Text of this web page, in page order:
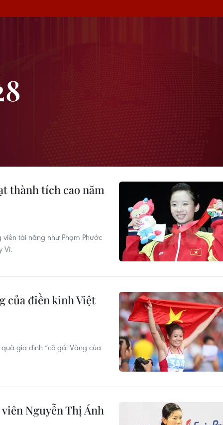
thành tích cao năm
tài năng như Phạm Phước
Vi.
của điền kinh Việt
gia đình “cô gái Vàng của
Nguyễn Thị Ánh